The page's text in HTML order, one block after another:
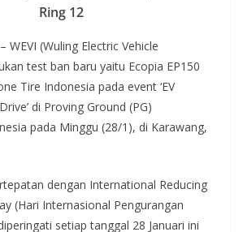
Ring 12
– WEVI (Wuling Electric Vehicle
test ban baru yaitu Ecopia EP150
Tire Indonesia pada event ‘EV
di Proving Ground (PG)
pada Minggu (28/1), di Karawang,
dengan International Reducing
(Hari Internasional Pengurangan
setiap tanggal 28 Januari ini